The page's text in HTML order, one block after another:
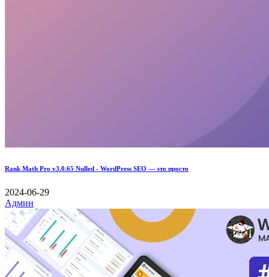
Rank Math Pro v3.0.65 Nulled - WordPress SEO — это просто
2024-06-29
Админ